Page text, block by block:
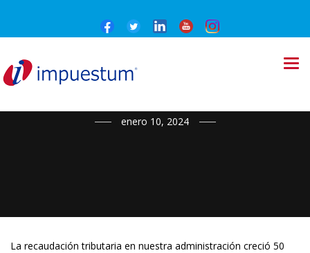
NOTICIAS
enero 10, 2024
La recaudación tributaria en nuestra administración creció 50